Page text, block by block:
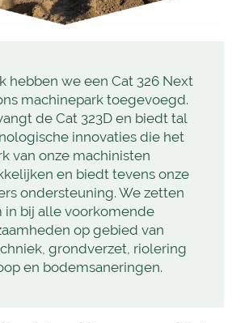
hebben we een Cat 326 Next
machinepark toegevoegd.
de Cat 323D en biedt tal
innovaties die het
van onze machinisten
en biedt tevens onze
ondersteuning. We zetten
in bij alle voorkomende
op gebied van
grondverzet, riolering
en bodemsaneringen.